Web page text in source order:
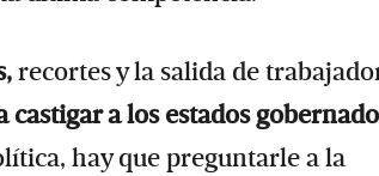
recortes y la salida de
a los estados
hay que preguntarle a la